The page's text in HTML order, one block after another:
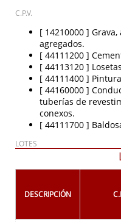
C.P.V.
[ 14210000 ]
agregados.
[ 44111200 ]
[ 44113120 ]
[ 44111400 ]
[ 44160000 ]
tuberías de
conexos.
[ 44111700 ]
LOTES
DESCRIPCIÓN